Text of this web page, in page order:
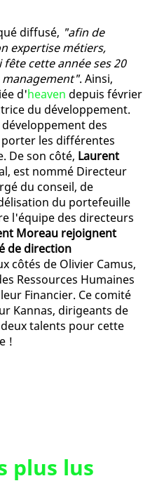
diffusé, "afin de
expertise métiers,
fête cette année ses 20
management". Ainsi,
d'heaven depuis février
du développement.
des
les différentes
De son côté, Laurent
est nommé Directeur
du conseil, de
du portefeuille
l'équipe des directeurs
Moreau rejoignent
de direction
côtés de Olivier Camus,
Ressources Humaines
Financier. Ce comité
Kannas, dirigeants de
deux talents pour cette
!
plus lus